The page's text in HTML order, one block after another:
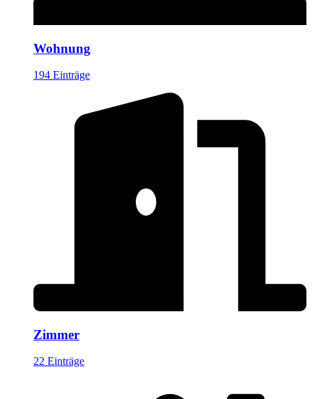
Wohnung
194 Einträge
Zimmer
22 Einträge